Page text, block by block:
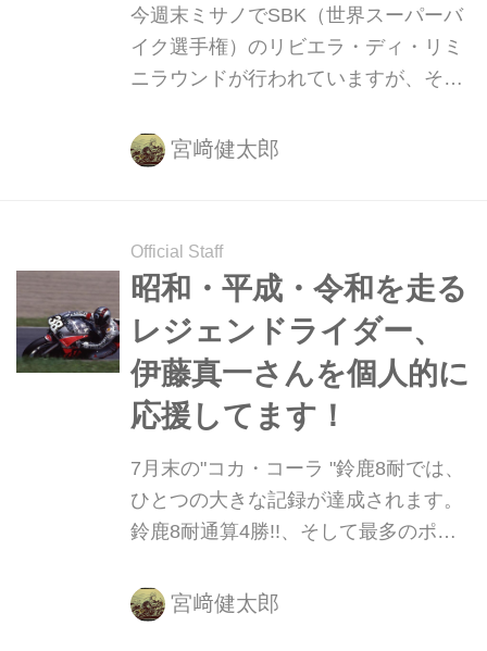
今週末ミサノでSBK（世界スーパーバ
イク選手権）のリビエラ・ディ・リミ
ニラウンドが行われていますが、その
Teamに所属するM.V.D.マークがビッグ
ハイサイドを喫し、右手首と肋骨を折
覇を目指すヤマハ・ファクトリー・レ
ーシング・チーム・・・ピンチで
す・・・!!
宮﨑健太郎
Official Staff
昭和・平成・令和を走る
レジェンドライダー、
伊藤真一さんを個人的に
応援してます！
7月末の"コカ・コーラ "鈴鹿8耐では、
ひとつの大きな記録が達成されます。
鈴鹿8耐通算4勝!!、そして最多のポー
伊藤真一さんが、昭和・平成・令和と
いう3つの元号の時代に開催される鈴
宮﨑健太郎